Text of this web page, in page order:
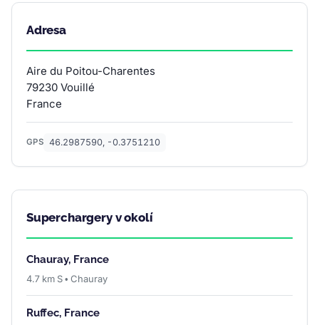
Adresa
Aire du Poitou-Charentes
79230 Vouillé
France
GPS 46.2987590, -0.3751210
Superchargery v okolí
Chauray, France
4.7 km S • Chauray
Ruffec, France